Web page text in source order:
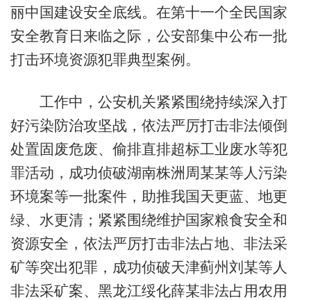
丽中国建设安全底线。在第十一个全民国家
安全教育日来临之际，公安部集中公布一批
打击环境资源犯罪典型案例。
工作中，公安机关紧紧围绕持续深入打
好污染防治攻坚战，依法严厉打击非法倾倒
处置固废危废、偷排直排超标工业废水等犯
罪活动，成功侦破湖南株洲周某某等人污染
环境案等一批案件，助推我国天更蓝、地更
绿、水更清；紧紧围绕维护国家粮食安全和
资源安全，依法严厉打击非法占地、非法采
矿等突出犯罪，成功侦破天津蓟州刘某等人
非法采矿案、黑龙江绥化薛某非法占用农用